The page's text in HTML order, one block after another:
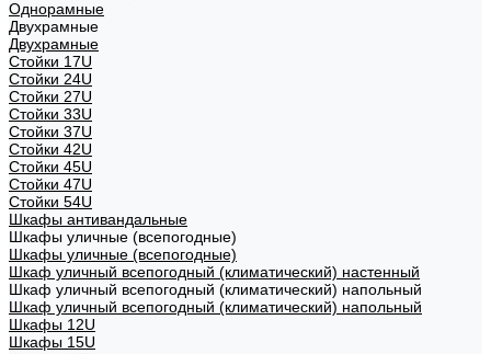
Однорамные
Двухрамные
Двухрамные
Стойки 17U
Стойки 24U
Стойки 27U
Стойки 33U
Стойки 37U
Стойки 42U
Стойки 45U
Стойки 47U
Стойки 54U
Шкафы антивандальные
Шкафы уличные (всепогодные)
Шкафы уличные (всепогодные)
Шкаф уличный всепогодный (климатический) настенный
Шкаф уличный всепогодный (климатический) напольный
Шкаф уличный всепогодный (климатический) напольный
Шкафы 12U
Шкафы 15U